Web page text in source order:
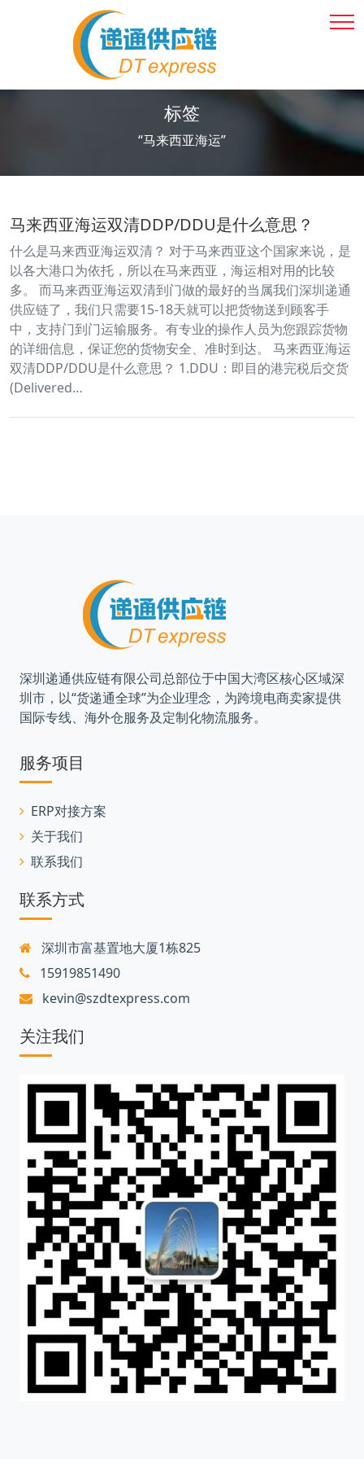
标签
“马来西亚海运”
马来西亚海运双清DDP/DDU是什么意思？
什么是马来西亚海运双清？ 对于马来西亚这个国家来说，是
以各大港口为依托，所以在马来西亚，海运相对用的比较
多。 而马来西亚海运双清到门做的最好的当属我们深圳递通
供应链了，我们只需要15-18天就可以把货物送到顾客手
中，支持门到门运输服务。有专业的操作人员为您跟踪货物
的详细信息，保证您的货物安全、准时到达。 马来西亚海运
双清DDP/DDU是什么意思？ 1.DDU：即目的港完税后交货
(Delivered…
深圳递通供应链有限公司总部位于中国大湾区核心区域深
圳市，以“货递通全球”为企业理念，为跨境电商卖家提供
国际专线、海外仓服务及定制化物流服务。
服务项目
ERP对接方案
关于我们
联系我们
联系方式
深圳市富基置地大厦1栋825
15919851490
kevin@szdtexpress.com
关注我们